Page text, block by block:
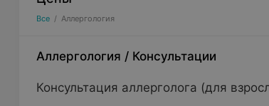
Все / Аллергология
Аллергология / Консультации
Консультация аллерголога (для